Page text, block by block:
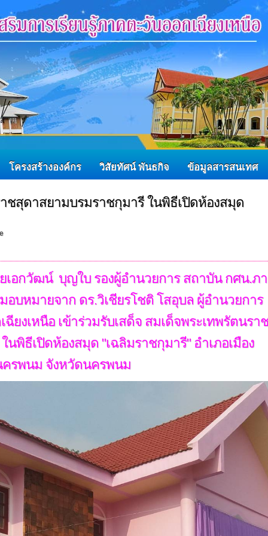
โครงสร้างองค์กร วิสัยทัศน์ พันธกิจ ข้อมูลสารสนเทศ
ชสุดาสยามบรมราชกุมารี ในพิธีเปิดห้องสมุด
เอกวัฒน์ บุญใบ รองผู้อำนวยการ สถาบัน กศน.ภ
อบหมายจาก ดร.วิเชียรโชติ โสอุบล ผู้อำนวยการ
ยงเหนือ เข้าร่วมรับเสด็จ สมเด็จพระเทพรัตนราช
พิธีเปิดห้องสมุด "เฉลิมราชกุมารี" อำเภอเมือง
รพนม จังหวัดนครพนม